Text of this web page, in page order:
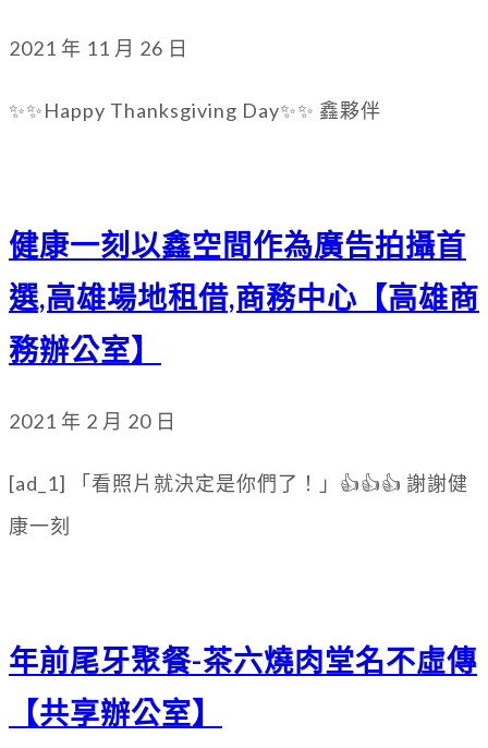
2021 年 11 月 26 日
✨✨Happy Thanksgiving Day✨✨ 鑫夥伴
健康一刻以鑫空間作為廣告拍攝首
選,高雄場地租借,商務中心【高雄商
務辦公室】
2021 年 2 月 20 日
[ad_1] 「看照片就決定是你們了！」👍👍👍 謝謝健
康一刻
年前尾牙聚餐-茶六燒肉堂名不虛傳
【共享辦公室】